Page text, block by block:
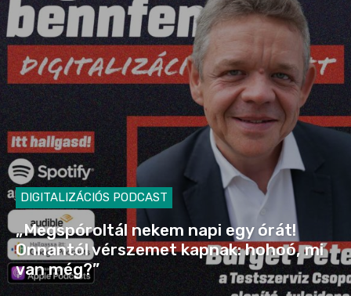
DIGITALIZÁCIÓS PODCAST
„Megspóroltál nekem napi egy órát!
Onnantól vérszemet kapnak: hohoó, mi
van még?”